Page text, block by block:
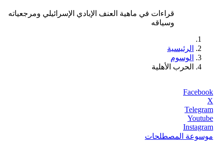
قراءات في ماهية العنف الإبادي الإسرائيلي ومرجعياته
وسياقه
الرئيسية
الوسوم
الحرب الأهلية
Facebook
X
Telegram
Youtube
Instagram
موسوعة المصطلحات